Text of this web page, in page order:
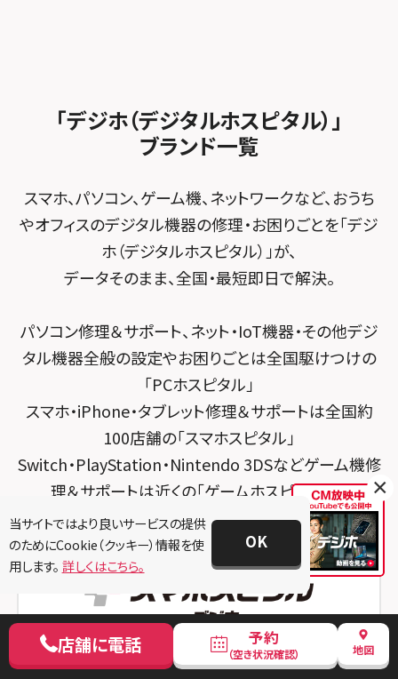
スマホスピタル テルル松戸五香
スマホスピタル テルル宮野木
スマホスピタル千葉
スマホスピタル 大森
スマホスピタル練馬
スマホスピタル 神田
スマホスピタル三軒茶屋
スマホスピタル秋葉原
スマホスピタル 新宿
スマホスピタル 自由が丘
スマホスピタルオリナス錦糸町
スマホスピタル テルル成増
スマホスピタル平和が丘
スマホスピタル春日井勝川
スマホスピタル住道オペラパーク
スマホスピタル東大阪ロンモール布施
スマホスピタル堺
スマホスピタル 堺出張所
スマホスピタル京都河原町
スマホスピタル宇治槙島
スマホスピタル烏丸
スマホスピタル 京都宇治
スマホスピタル 福知山
スマホスピタル神戸三宮
スマホスピタル西宮北口
スマホスピタル by デジホ 姫路キャスパ
スマホスピタル伊丹
スマホスピタル奈良生駒
MacBook修理メニュー
FCNTスマートフォン修理
「デジホ（デジタルホスピタル）」
ブランド一覧
スマホ、パソコン、ゲーム機、ネットワークなど、おうち
やオフィスのデジタル機器の修理・お困りごとを「デジ
ホ（デジタルホスピタル）」が、
データそのまま、全国・最短即日で解決。
パソコン修理＆サポート、ネット・IoT機器・その他デジ
タル機器全般の設定やお困りごとは全国駆けつけの
「PCホスピタル」
スマホ・iPhone・タブレット修理＆サポートは全国約
100店舗の「スマホスピタル」
Switch・PlayStation・Nintendo 3DSなどゲーム機修
理＆サポートは近くの「ゲームホスピタル」へ
店舗に電話 予約
（空き状況確認） 地図
×
当サイトではより良いサービスの提供
のためにCookie（クッキー）情報を使
用します。 詳しくはこちら。
OK